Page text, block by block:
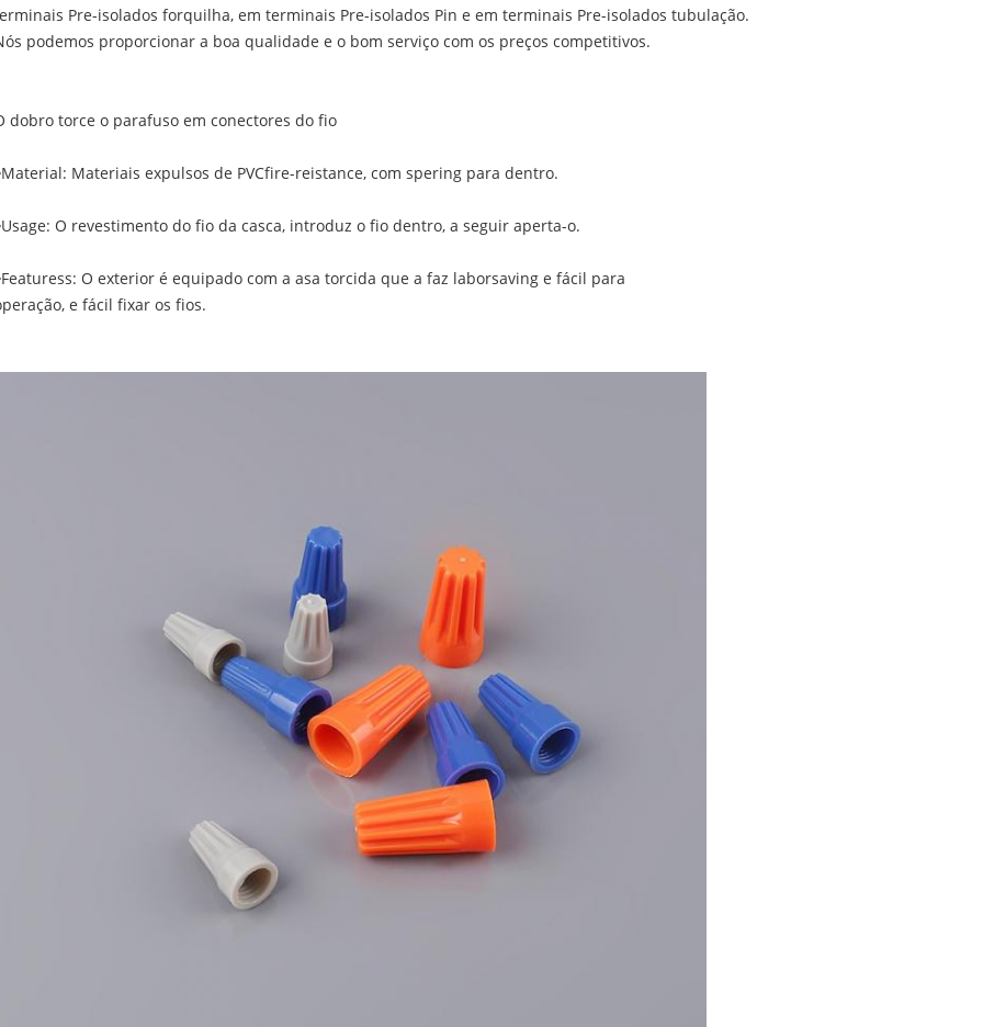
Pre-isolados forquilha, em terminais Pre-isolados Pin e em terminais Pre-isolados tubulação.
podemos proporcionar a boa qualidade e o bom serviço com os preços competitivos.
dobro torce o parafuso em conectores do fio
Materiais expulsos de PVCfire-reistance, com spering para dentro.
O revestimento do fio da casca, introduz o fio dentro, a seguir aperta-o.
O exterior é equipado com a asa torcida que a faz laborsaving e fácil para
e fácil fixar os fios.